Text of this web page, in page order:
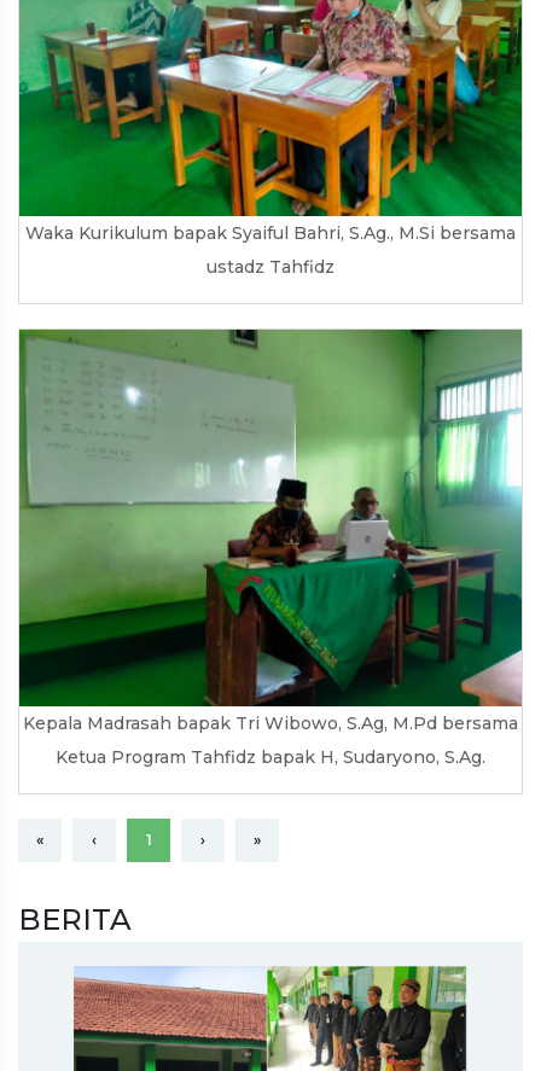
Waka Kurikulum bapak Syaiful Bahri, S.Ag., M.Si bersama
ustadz Tahfidz
Kepala Madrasah bapak Tri Wibowo, S.Ag, M.Pd bersama
Ketua Program Tahfidz bapak H, Sudaryono, S.Ag.
« ‹ 1 › »
BERITA